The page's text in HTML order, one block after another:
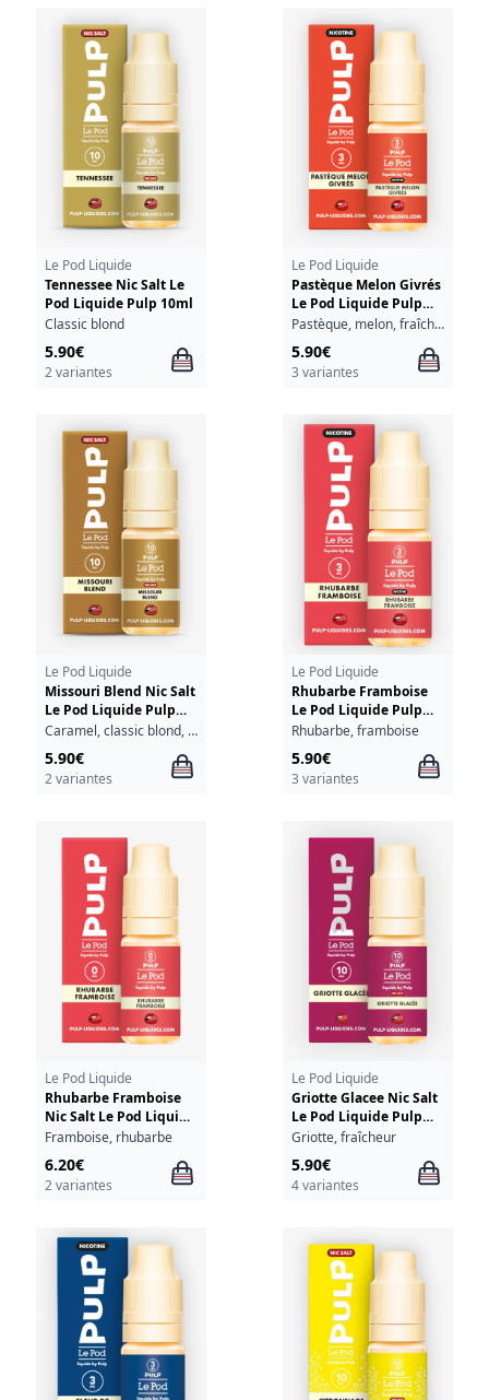
Le Pod Liquide
Tennessee Nic Salt Le
Pod Liquide Pulp 10ml
Classic blond
5.90€
2 variantes
Le Pod Liquide
Pastèque Melon Givrés
Le Pod Liquide Pulp
10ml
Pastèque, melon, fraîcheur
5.90€
3 variantes
Le Pod Liquide
Missouri Blend Nic Salt
Le Pod Liquide Pulp
10ml
Caramel, classic blond, fruits à coque
5.90€
2 variantes
Le Pod Liquide
Rhubarbe Framboise
Le Pod Liquide Pulp
10ml
Rhubarbe, framboise
5.90€
3 variantes
Le Pod Liquide
Rhubarbe Framboise
Nic Salt Le Pod Liquide
Pulp 10ml
Framboise, rhubarbe
6.20€
2 variantes
Le Pod Liquide
Griotte Glacee Nic Salt
Le Pod Liquide Pulp
10ml
Griotte, fraîcheur
5.90€
4 variantes